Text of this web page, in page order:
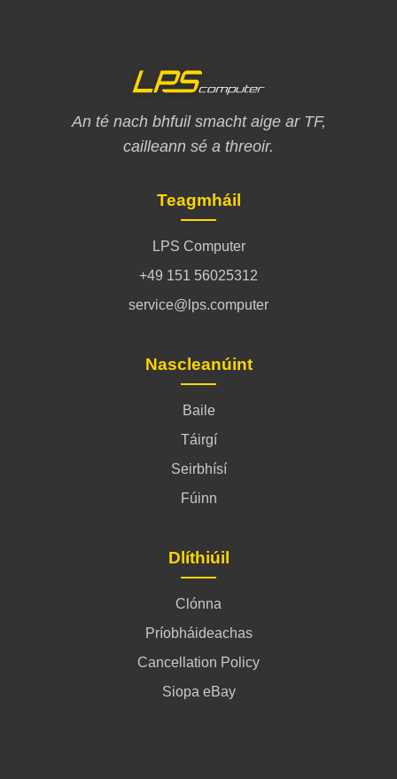
An té nach bhfuil smacht aige ar TF,
cailleann sé a threoir.
Teagmháil
LPS Computer
+49 151 56025312
service@lps.computer
Nascleanúint
Baile
Táirgí
Seirbhísí
Fúinn
Dlíthiúil
Clónna
Príobháideachas
Cancellation Policy
Siopa eBay